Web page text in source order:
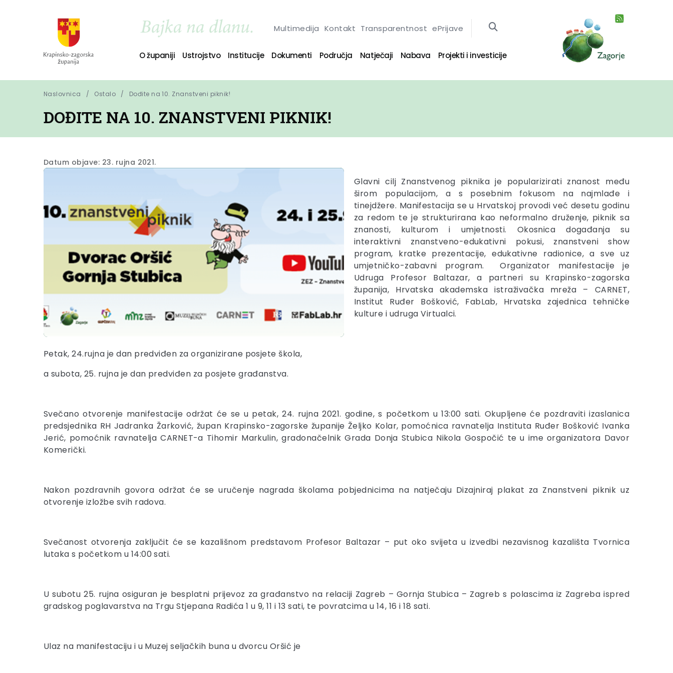
Multimedija Kontakt Transparentnost ePrijave
O županiji Ustrojstvo Institucije Dokumenti Područja Natječaji Nabava Projekti i investicije
Naslovnica Ostalo Dođite na 10. Znanstveni piknik!
DOĐITE NA 10. ZNANSTVENI PIKNIK!
Datum objave: 23. rujna 2021.
Glavni cilj Znanstvenog piknika je popularizirati znanost među
širom populacijom, a s posebnim fokusom na najmlađe i
tinejdžere. Manifestacija se u Hrvatskoj provodi već desetu godinu
za redom te je strukturirana kao neformalno druženje, piknik sa
znanosti, kulturom i umjetnosti. Okosnica događanja su
interaktivni znanstveno-edukativni pokusi, znanstveni show
program, kratke prezentacije, edukativne radionice, a sve uz
umjetničko-zabavni program. Organizator manifestacije je
Udruga Profesor Baltazar, a partneri su Krapinsko-zagorska
županija, Hrvatska akademska istraživačka mreža – CARNET,
Institut Ruđer Bošković, FabLab, Hrvatska zajednica tehničke
kulture i udruga Virtualci.
Petak, 24.rujna je dan predviđen za organizirane posjete škola,
a subota, 25. rujna je dan predviđen za posjete građanstva.
Svečano otvorenje manifestacije održat će se u petak, 24. rujna 2021. godine, s početkom u 13:00 sati. Okupljene će pozdraviti izaslanica
predsjednika RH Jadranka Žarković, župan Krapinsko-zagorske županije Željko Kolar, pomoćnica ravnatelja Instituta Ruđer Bošković Ivanka
Jerić, pomoćnik ravnatelja CARNET-a Tihomir Markulin, gradonačelnik Grada Donja Stubica Nikola Gospočić te u ime organizatora Davor
Komerički.
Nakon pozdravnih govora održat će se uručenje nagrada školama pobjednicima na natječaju Dizajniraj plakat za Znanstveni piknik uz
otvorenje izložbe svih radova.
Svečanost otvorenja zaključit će se kazališnom predstavom Profesor Baltazar – put oko svijeta u izvedbi nezavisnog kazališta Tvornica
lutaka s početkom u 14:00 sati.
U subotu 25. rujna osiguran je besplatni prijevoz za građanstvo na relaciji Zagreb – Gornja Stubica – Zagreb s polascima iz Zagreba ispred
gradskog poglavarstva na Trgu Stjepana Radića 1 u 9, 11 i 13 sati, te povratcima u 14, 16 i 18 sati.
Ulaz na manifestaciju i u Muzej seljačkih buna u dvorcu Oršić je